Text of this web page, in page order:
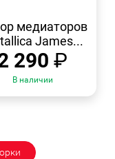
ПРОСМОТР
медиаторов
James...
290 ₽
В наличии